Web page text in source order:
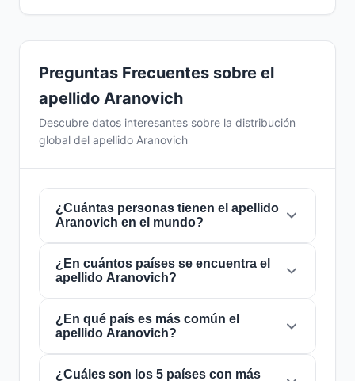
Preguntas Frecuentes sobre el
apellido Aranovich
Descubre datos interesantes sobre la distribución
global del apellido Aranovich
¿Cuántas personas tienen el apellido
Aranovich en el mundo?
Actualmente hay aproximadamente658
personascon el apellido
mundo. Esto significa que aproximadamente 1
de cada12,158,055 personasen el mundo
lleva este apellido. Se encuentra presente en
18 países, lo que refleja su distribución global.
¿En cuántos países se encuentra el
apellido Aranovich?
El apellidoAranovichestá presente en
paísesde todo el mundo. Esto lo clasifica
como un apellido de alcancelocal. Su
presencia en múltiples países indica patrones
¿En qué país es más común el
apellido Aranovich?
El apellidoAranovich es más común en
¿Cuáles son los 5 países con más